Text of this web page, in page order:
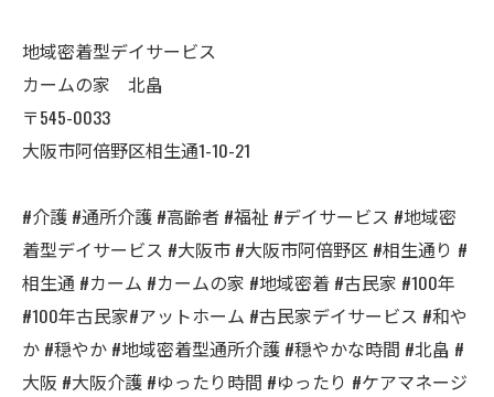
地域密着型デイサービス
カームの家 北畠
〒545-0033
大阪市阿倍野区相生通1-10-21
#介護 #通所介護 #高齢者 #福祉 #デイサービス #地域密
着型デイサービス #大阪市 #大阪市阿倍野区 #相生通り #
相生通 #カーム #カームの家 #地域密着 #古民家 #100年
#100年古民家#アットホーム #古民家デイサービス #和や
か #穏やか #地域密着型通所介護 #穏やかな時間 #北畠 #
大阪 #大阪介護 #ゆったり時間 #ゆったり #ケアマネージ